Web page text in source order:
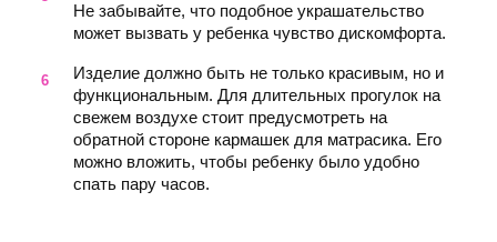
Не забывайте, что подобное украшательство
может вызвать у ребенка чувство дискомфорта.
Изделие должно быть не только красивым, но и
функциональным. Для длительных прогулок на
свежем воздухе стоит предусмотреть на
обратной стороне кармашек для матрасика. Его
можно вложить, чтобы ребенку было удобно
спать пару часов.